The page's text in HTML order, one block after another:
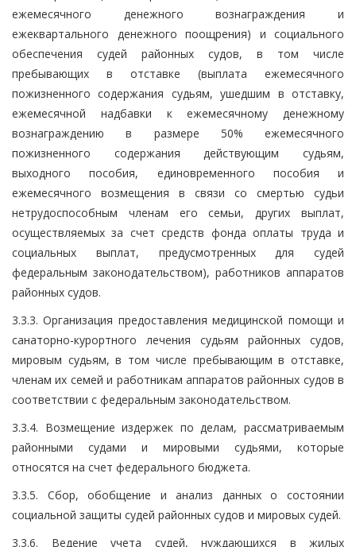
ежемесячного денежного вознаграждения и
ежеквартального денежного поощрения) и социального
обеспечения судей районных судов, в том числе
пребывающих в отставке (выплата ежемесячного
пожизненного содержания судьям, ушедшим в отставку,
ежемесячной надбавки к ежемесячному денежному
вознаграждению в размере 50% ежемесячного
пожизненного содержания действующим судьям,
выходного пособия, единовременного пособия и
ежемесячного возмещения в связи со смертью судьи
нетрудоспособным членам его семьи, других выплат,
осуществляемых за счет средств фонда оплаты труда и
социальных выплат, предусмотренных для судей
федеральным законодательством), работников аппаратов
районных судов.
3.3.3. Организация предоставления медицинской помощи и
санаторно-курортного лечения судьям районных судов,
мировым судьям, в том числе пребывающим в отставке,
членам их семей и работникам аппаратов районных судов в
соответствии с федеральным законодательством.
3.3.4. Возмещение издержек по делам, рассматриваемым
районными судами и мировыми судьями, которые
относятся на счет федерального бюджета.
3.3.5. Сбор, обобщение и анализ данных о состоянии
социальной защиты судей районных судов и мировых судей.
3.3.6. Ведение учета судей, нуждающихся в жилых